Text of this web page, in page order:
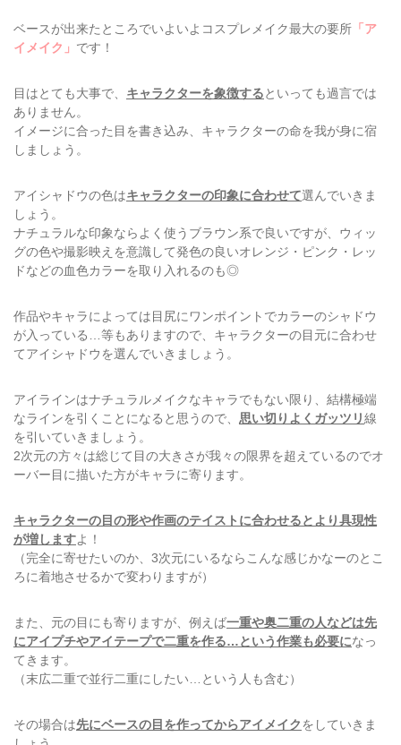
ベースが出来たところでいよいよコスプレメイク最大の要所 「ア
イメイク」 です！
目はとても大事で、 キャラクターを象徴するといっても過言では
ありません。
イメージに合った目を書き込み、キャラクターの命を我が身に宿
しましょう。
アイシャドウの色はキャラクターの印象に合わせて選んでいきま
しょう。
ナチュラルな印象ならよく使うブラウン系で良いですが、ウィッ
グの色や撮影映えを意識して発色の良いオレンジ・ピンク・レッ
ドなどの血色カラーを取り入れるのも◎
作品やキャラによっては目尻にワンポイントでカラーのシャドウ
が入っている…等もありますので、キャラクターの目元に合わせ
てアイシャドウを選んでいきましょう。
アイラインはナチュラルメイクなキャラでもない限り、結構極端
なラインを引くことになると思うので、 思い切りよくガッツリ線
を引いていきましょう。
2次元の方々は総じて目の大きさが我々の限界を超えているのでオ
ーバー目に描いた方がキャラに寄ります。
キャラクターの目の形や作画のテイストに合わせるとより具現性
が増しますよ！
（完全に寄せたいのか、3次元にいるならこんな感じかなーのとこ
ろに着地させるかで変わりますが）
また、元の目にも寄りますが、例えば一重や奥二重の人などは先
にアイプチやアイテープで二重を作る…という作業も必要になっ
てきます。
（末広二重で並行二重にしたい…という人も含む）
その場合は先にベースの目を作ってからアイメイクをしていきま